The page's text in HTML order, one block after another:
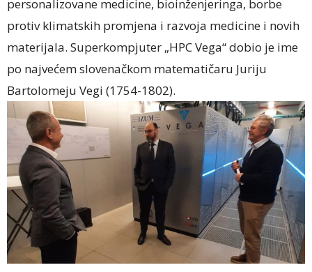
personalizovane medicine, bioinženjeringa, borbe
protiv klimatskih promjena i razvoja medicine i novih
materijala. Superkompjuter „HPC Vega“ dobio je ime
po najvećem slovenačkom matematičaru Juriju
Bartolomeju Vegi (1754-1802).